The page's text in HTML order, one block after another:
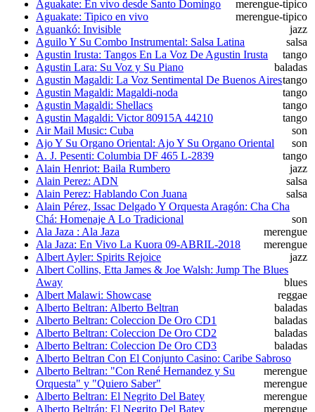
Aguakate: En vivo desde Santo Domingo
merengue-tipico
Aguakate: Tipico en vivo
merengue-tipico
Aguankó: Invisible
jazz
Aguilo Y Su Combo Instrumental: Salsa Latina
salsa
Agustin Irusta: Tangos En La Voz De Agustin Irusta
tango
Agustin Lara: Su Voz y Su Piano
baladas
Agustin Magaldi: La Voz Sentimental De Buenos Airestango
Agustin Magaldi: Magaldi-noda
tango
Agustin Magaldi: Shellacs
tango
Agustin Magaldi: Victor 80915A 44210
tango
Air Mail Music: Cuba
son
Ajo Y Su Organo Oriental: Ajo Y Su Organo Oriental
son
A. J. Pesenti: Columbia DF 465 L-2839
tango
Alain Henriot: Baila Rumbero
jazz
Alain Perez: ADN
salsa
Alain Perez: Hablando Con Juana
salsa
Alain Pérez, Issac Delgado Y Orquesta Aragón: Cha Cha
Chá: Homenaje A Lo Tradicional
son
Ala Jaza : Ala Jaza
merengue
Ala Jaza: En Vivo La Kuora 09-ABRIL-2018
merengue
Albert Ayler: Spirits Rejoice
jazz
Albert Collins, Etta James & Joe Walsh: Jump The Blues
Away
blues
Albert Malawi: Showcase
reggae
Alberto Beltran: Alberto Beltran
baladas
Alberto Beltran: Coleccion De Oro CD1
baladas
Alberto Beltran: Coleccion De Oro CD2
baladas
Alberto Beltran: Coleccion De Oro CD3
baladas
Alberto Beltran Con El Conjunto Casino: Caribe Sabroso
merengue
Alberto Beltran: "Con René Hernandez y Su
Orquesta" y "Quiero Saber"
merengue
Alberto Beltran: El Negrito Del Batey
merengue
Alberto Beltrán: El Negrito Del Batey
merengue